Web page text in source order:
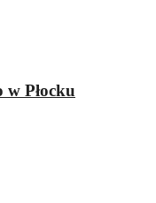
w Płocku